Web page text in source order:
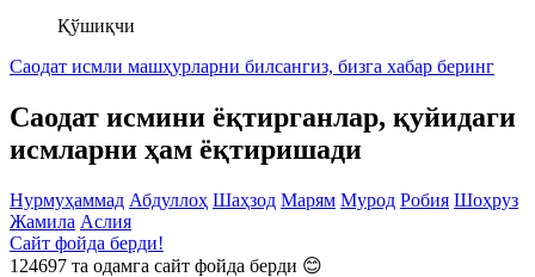
Қўшиқчи
Саодат исмли машҳурларни билсангиз, бизга хабар беринг
Саодат исмини ёқтирганлар, қуйидаги
исмларни ҳам ёқтиришади
Нурмуҳаммад Абдуллоҳ Шаҳзод Марям Мурод Робия Шоҳруз
Жамила Аслия
Сайт фойда берди!
124697 та одамга сайт фойда берди 😊